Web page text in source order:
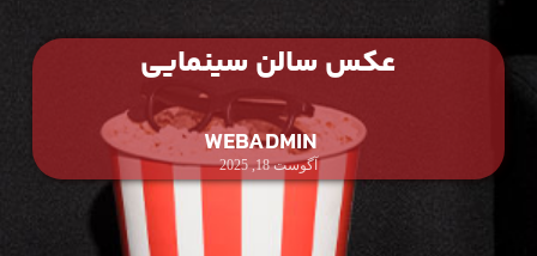
عکس سالن سینمایی
WEBADMIN
آگوست 18, 2025